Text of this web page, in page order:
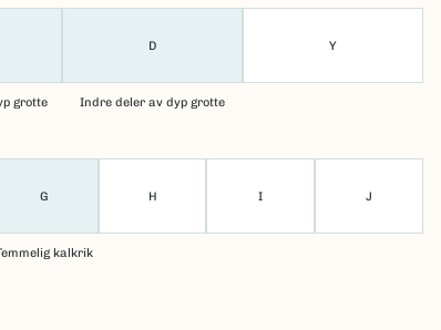
grotte
D
Indre deler av dyp grotte
Y
G
kalkrik
H I J